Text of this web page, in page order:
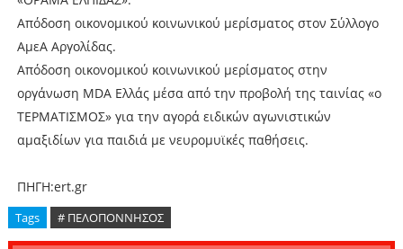
Απόδοση οικονομικού κοινωνικού μερίσματος στον Σύλλογο
ΑμεΑ Αργολίδας.
Απόδοση οικονομικού κοινωνικού μερίσματος στην
οργάνωση MDA Ελλάς μέσα από την προβολή της ταινίας «ο
ΤΕΡΜΑΤΙΣΜΟΣ» για την αγορά ειδικών αγωνιστικών
αμαξιδίων για παιδιά με νευρομυϊκές παθήσεις.
ΠΗΓΗ:ert.gr
Tags # ΠΕΛΟΠΟΝΝΗΣΟΣ